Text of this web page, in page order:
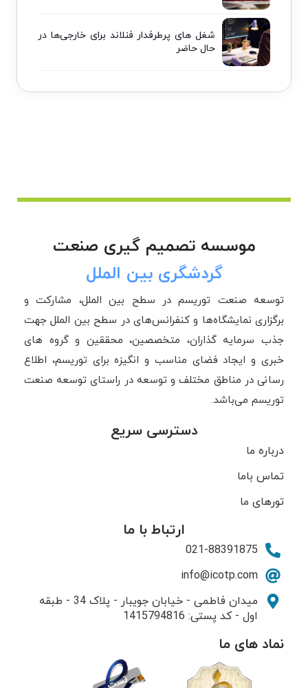
شغل های پرطرفدار فنلاند برای خارجی‌ها در
حال حاضر
موسسه تصمیم گیری صنعت
گردشگری بین الملل
توسعه صنعت توریسم در سطح بین الملل، مشارکت و
برگزاری نمایشگاه‌ها و کنفرانس‌های در سطح بین الملل جهت
جذب سرمایه گذاران، متخصصین، محققین و گروه های
خبری و ایجاد فضای مناسب و انگیزه برای توریسم، اطلاع
رسانی در مناطق مختلف و توسعه در راستای توسعه صنعت
توریسم می‌باشد.
دسترسی سریع
درباره ما
تماس باما
تورهای ما
ارتباط با ما
021-88391875
info@icotp.com
میدان فاطمی - خیابان جویبار - پلاک 34 - طبقه
اول - کد پستی: 1415794816
نماد های ما